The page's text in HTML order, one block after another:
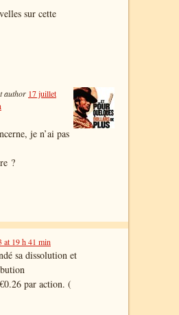
sur cette
author 17 juillet
je n’ai pas
?
at 19 h 41 min
sa dissolution et
par action. (